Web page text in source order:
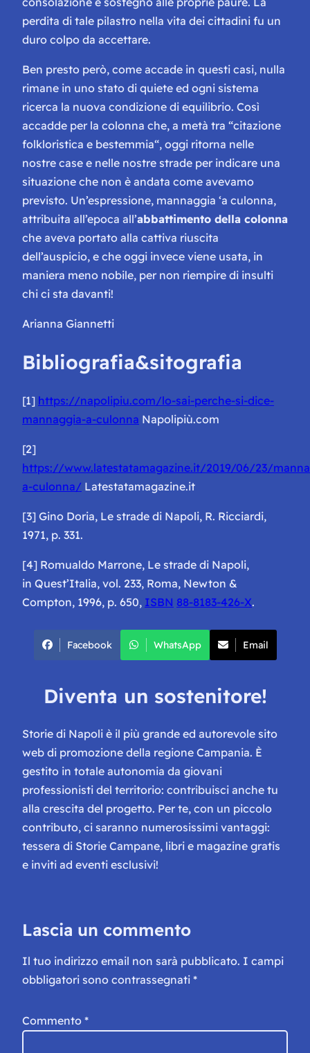
perdita di tale pilastro nella vita dei cittadini fu un
duro colpo da accettare.
Ben presto però, come accade in questi casi, nulla
rimane in uno stato di quiete ed ogni sistema
ricerca la nuova condizione di equilibrio. Così
accadde per la colonna che, a metà tra “citazione
folkloristica e bestemmia“, oggi ritorna nelle
nostre case e nelle nostre strade per indicare una
situazione che non è andata come avevamo
previsto. Un’espressione, mannaggia ‘a culonna,
attribuita all’epoca all’abbattimento della colonna
che aveva portato alla cattiva riuscita
dell’auspicio, e che oggi invece viene usata, in
maniera meno nobile, per non riempire di insulti
chi ci sta davanti!
Arianna Giannetti
Bibliografia&sitografia
[1] https://napolipiu.com/lo-sai-perche-si-dice-
mannaggia-a-culonna Napolipiù.com
[2]
https://www.latestatamagazine.it/2019/06/23/
a-culonna/ Latestatamagazine.it
[3] Gino Doria, Le strade di Napoli, R. Ricciardi,
1971, p. 331.
[4] Romualdo Marrone, Le strade di Napoli,
in Quest’Italia, vol. 233, Roma, Newton &
Compton, 1996, p. 650, ISBN 88-8183-426-X.
Facebook WhatsApp Email
Diventa un sostenitore!
Storie di Napoli è il più grande ed autorevole sito
web di promozione della regione Campania. È
gestito in totale autonomia da giovani
professionisti del territorio: contribuisci anche tu
alla crescita del progetto. Per te, con un piccolo
contributo, ci saranno numerosissimi vantaggi:
tessera di Storie Campane, libri e magazine gratis
e inviti ad eventi esclusivi!
Lascia un commento
Il tuo indirizzo email non sarà pubblicato. I campi
obbligatori sono contrassegnati *
Commento *